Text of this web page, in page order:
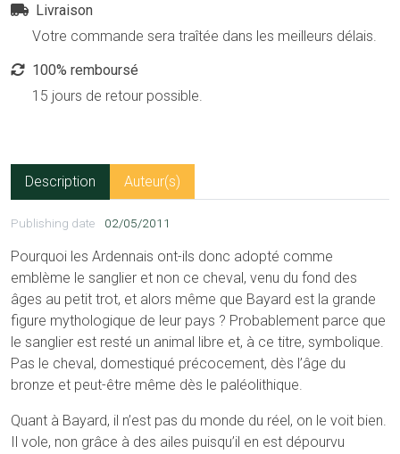
Livraison
Votre commande sera traîtée dans les meilleurs délais.
100% remboursé
15 jours de retour possible.
Description Auteur(s)
Publishing date 02/05/2011
Pourquoi les Ardennais ont-ils donc adopté comme
emblème le sanglier et non ce cheval, venu du fond des
âges au petit trot, et alors même que Bayard est la grande
figure mythologique de leur pays ? Probablement parce que
le sanglier est resté un animal libre et, à ce titre, symbolique.
Pas le cheval, domestiqué précocement, dès l’âge du
bronze et peut-être même dès le paléolithique.
Quant à Bayard, il n’est pas du monde du réel, on le voit bien.
Il vole, non grâce à des ailes puisqu’il en est dépourvu